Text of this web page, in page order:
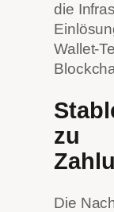
die
Wallet-
zu
Die